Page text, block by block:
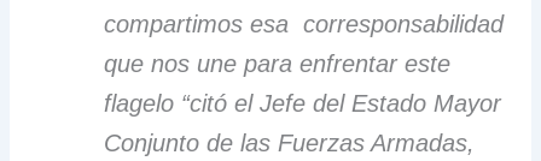
compartimos esa corresponsabilidad
que nos une para enfrentar este
flagelo “citó el Jefe del Estado Mayor
Conjunto de las Fuerzas Armadas,